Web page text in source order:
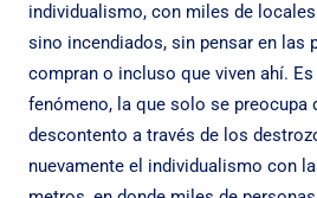
individualismo, con miles de
sino incendiados, sin pensar en las
compran o incluso que viven ahí.
fenómeno, la que solo se preocupa
descontento a través de los
nuevamente el individualismo con